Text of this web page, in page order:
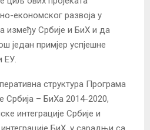
економског развоја у
између Србије и БиХ и да
један примјер успјешне
ЕУ.
структура Програма
Србија – БиХа 2014-2020,
интеграције Србије и